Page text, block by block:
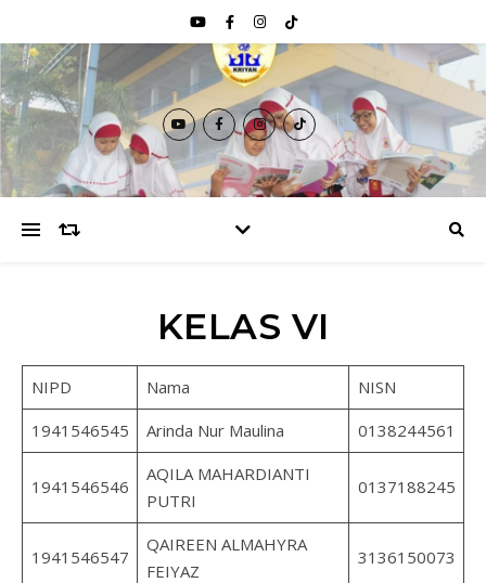
KELAS VI
NIPD Nama
NISN
1941546545
Arinda Nur Maulina 0138244561
1941546546
AQILA MAHARDIANTI
PUTRI
0137188245
1941546547
QAIREEN ALMAHYRA
FEIYAZ
3136150073